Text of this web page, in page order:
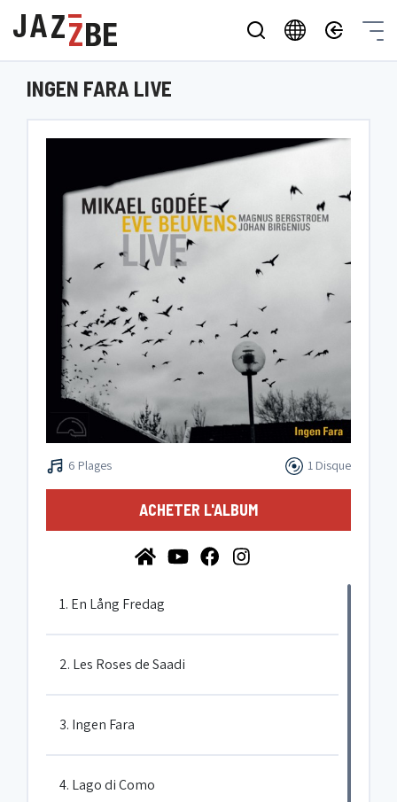
INGEN FARA LIVE
6 Plages 1 Disque
ACHETER L'ALBUM
1. En Lång Fredag
2. Les Roses de Saadi
3. Ingen Fara
4. Lago di Como